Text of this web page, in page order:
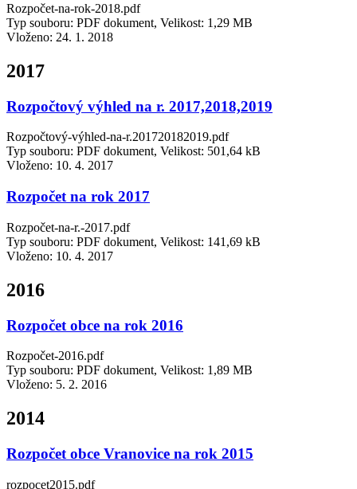
Rozpočet-na-rok-2018.pdf
Typ souboru: PDF dokument, Velikost: 1,29 MB
Vloženo: 24. 1. 2018
2017
Rozpočtový výhled na r. 2017,2018,2019
Rozpočtový-výhled-na-r.201720182019.pdf
Typ souboru: PDF dokument, Velikost: 501,64 kB
Vloženo: 10. 4. 2017
Rozpočet na rok 2017
Rozpočet-na-r.-2017.pdf
Typ souboru: PDF dokument, Velikost: 141,69 kB
Vloženo: 10. 4. 2017
2016
Rozpočet obce na rok 2016
Rozpočet-2016.pdf
Typ souboru: PDF dokument, Velikost: 1,89 MB
Vloženo: 5. 2. 2016
2014
Rozpočet obce Vranovice na rok 2015
rozpocet2015.pdf